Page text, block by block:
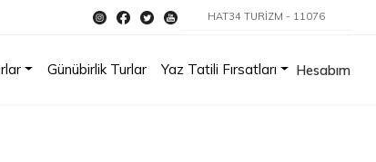
HAT34 TURİZM - 11076
Günübirlik Turlar Yaz Tatili Fırsatları Hesabım